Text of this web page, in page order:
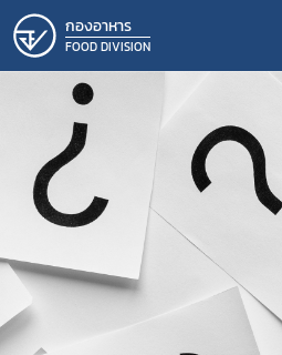
กองอาหาร
FOOD DIVISION